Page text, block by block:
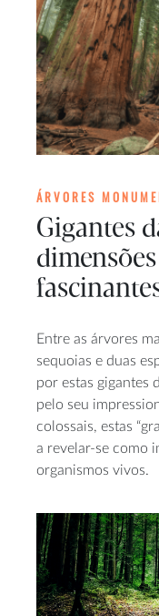
ÁRVORES
Gigantes
Entre as árvores
sequoias e duas
por estas gigantes
pelo seu
colossais, estas
a revelar-se como
organismos vivos.